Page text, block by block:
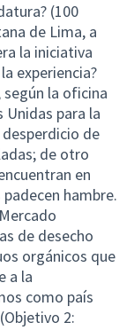
(100
de Lima, a
la iniciativa
experiencia?
según la oficina
Unidas para la
de
de otro
en
hambre.
de desecho
orgánicos que
a la
como país
2: